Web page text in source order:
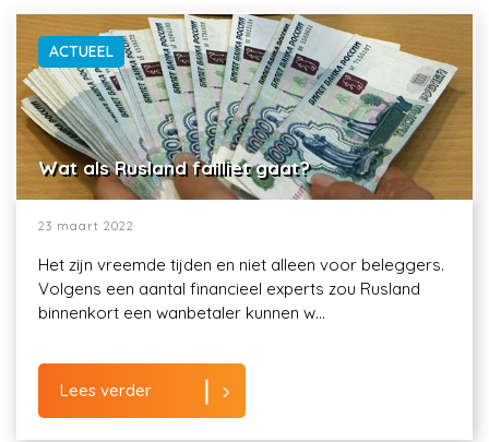
ACTUEEL
Wat als Rusland failliet gaat?
23 maart 2022
Het zijn vreemde tijden en niet alleen voor beleggers.
Volgens een aantal financieel experts zou Rusland
binnenkort een wanbetaler kunnen w...
Lees verder